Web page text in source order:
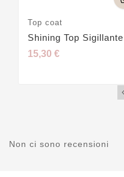
Top coat
Shining Top Sigillante
15,30 €
Non ci sono recensioni